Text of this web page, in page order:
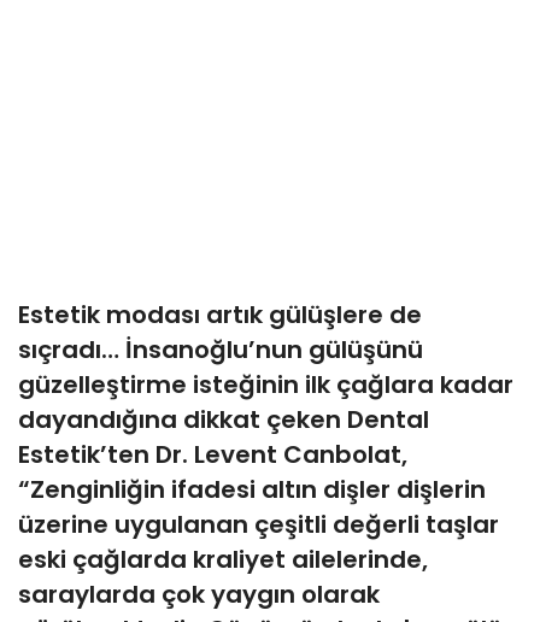
Estetik modası artık gülüşlere de
sıçradı… İnsanoğlu’nun gülüşünü
güzelleştirme isteğinin ilk çağlara kadar
dayandığına dikkat çeken Dental
Estetik’ten Dr. Levent Canbolat,
“Zenginliğin ifadesi altın dişler dişlerin
üzerine uygulanan çeşitli değerli taşlar
eski çağlarda kraliyet ailelerinde,
saraylarda çok yaygın olarak